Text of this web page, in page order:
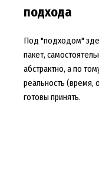
подхода
Под "подходом"
пакет,
абстрактно, а по
реальность (время,
готовы принять.